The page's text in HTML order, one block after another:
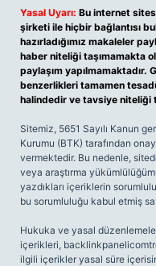
Yasal Uyarı: Bu internet
şirketi ile hiçbir bağlantısı
hazırladığımız makaleler
haber niteliği taşımamakta
paylaşım yapılmamaktadır.
benzerlikleri tamamen
halindedir ve tavsiye niteliği
Sitemiz, 5651 Sayılı Kanun
Kurumu (BTK) tarafından
vermektedir. Bu nedenle,
veya araştırma
yazdıkları içeriklerin
bu sorumluluğu kabul etmiş
Hukuka ve yasal
içerikleri,
ilgili içerikler yasal süre